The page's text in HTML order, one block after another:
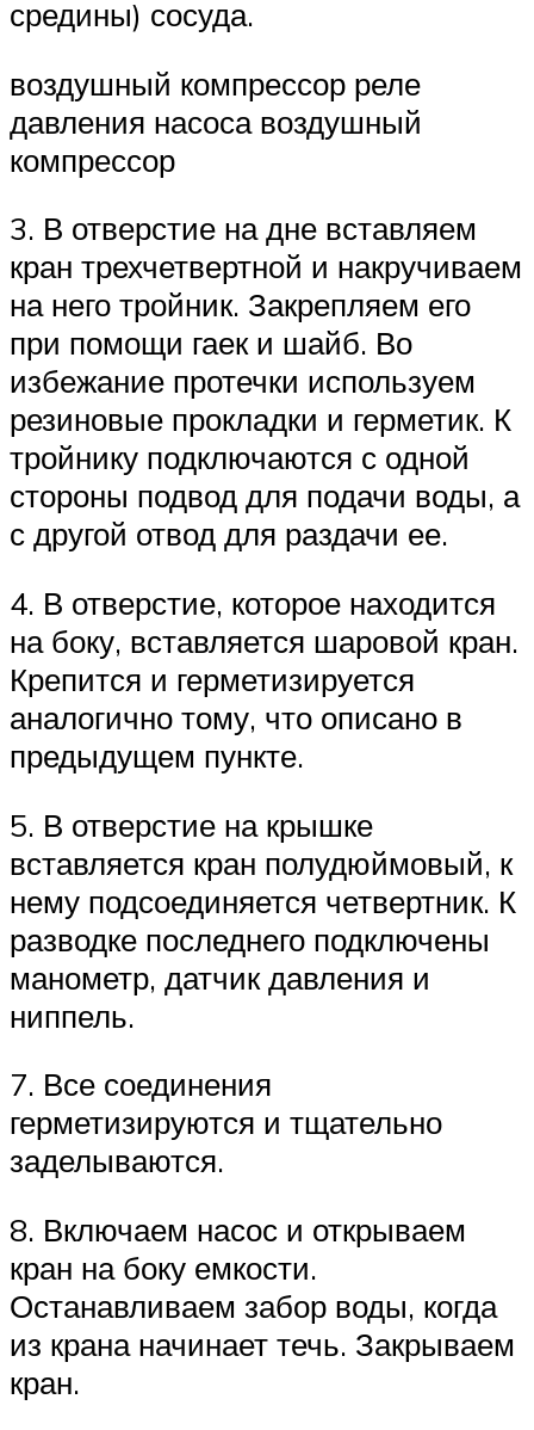
средины) сосуда.
воздушный компрессор реле
давления насоса воздушный
компрессор
3. В отверстие на дне вставляем
кран трехчетвертной и накручиваем
на него тройник. Закрепляем его
при помощи гаек и шайб. Во
избежание протечки используем
резиновые прокладки и герметик. К
тройнику подключаются с одной
стороны подвод для подачи воды, а
с другой отвод для раздачи ее.
4. В отверстие, которое находится
на боку, вставляется шаровой кран.
Крепится и герметизируется
аналогично тому, что описано в
предыдущем пункте.
5. В отверстие на крышке
вставляется кран полудюймовый, к
нему подсоединяется четвертник. К
разводке последнего подключены
манометр, датчик давления и
ниппель.
7. Все соединения
герметизируются и тщательно
заделываются.
8. Включаем насос и открываем
кран на боку емкости.
Останавливаем забор воды, когда
из крана начинает течь. Закрываем
кран.